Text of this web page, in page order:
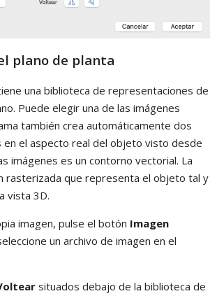
plano de planta
una biblioteca de representaciones de
Puede elegir una de las imágenes
también crea automáticamente dos
en el aspecto real del objeto visto desde
imágenes es un contorno vectorial. La
rasterizada que representa el objeto tal y
vista 3D.
imagen, pulse el botón Imagen
un archivo de imagen en el
situados debajo de la biblioteca de